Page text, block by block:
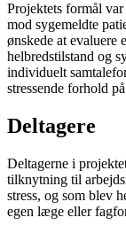
Projektets formål
mod sygemeldte
ønskede at
helbredstilstand og
individuelt
stressende forhold
Deltagere
Deltagerne i
tilknytning til
stress, og som blev
egen læge eller